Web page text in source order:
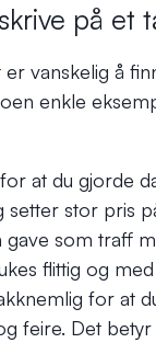
på et
er vanskelig å
enkle
at du gjorde
setter stor pris
gave som traff
flittig og med
for at
feire. Det betyr